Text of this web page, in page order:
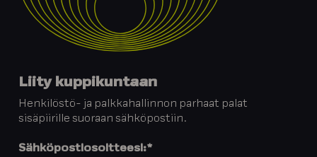
Liity kuppikuntaan
Henkilöstö- ja palkkahallinnon parhaat palat
sisäpiirille suoraan sähköpostiin.
Sähköpostiosoitteesi:*